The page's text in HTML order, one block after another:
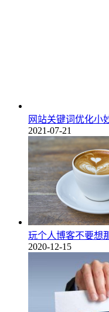
网站关键词优化小
2021-07-21
玩个人博客不要想
2020-12-15